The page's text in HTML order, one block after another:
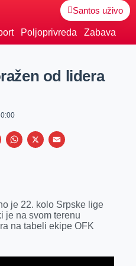
Santos uživo
Poljoprivreda Zabava
od lidera
V
r
W
s
A
p
X
E
l
je 22. kolo Srpske lige
je na svom terenu
na tabeli ekipe OFK